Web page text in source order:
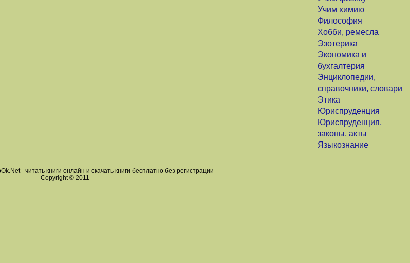
Учим химию
Философия
Хобби, ремесла
Эзотерика
Экономика и
бухгалтерия
Энциклопедии,
справочники, словари
Этика
Юриспруденция
Юриспруденция,
законы, акты
Языкознание
- читать книги онлайн и скачать книги бесплатно без регистрации
Copyright © 2011